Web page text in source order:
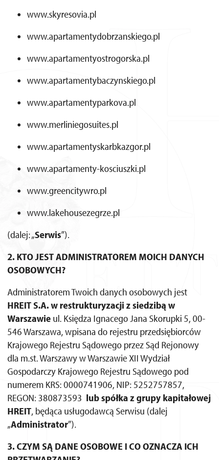
www.skyresovia.pl
www.apartamentydobrzanskiego.pl
www.apartamentyostrogorska.pl
www.apartamentybaczynskiego.pl
www.apartamentyparkova.pl
www.merliniegosuites.pl
www.apartamentyskarbkazgor.pl
www.apartamenty-kosciuszki.pl
www.greencitywro.pl
www.lakehousezegrze.pl
(dalej: „Serwis”).
2. KTO JEST ADMINISTRATOREM MOICH DANYCH
OSOBOWYCH?
Administratorem Twoich danych osobowych jest
HREIT S.A. w restrukturyzacji z siedzibą w
Warszawie ul. Księdza Ignacego Jana Skorupki 5, 00-
546 Warszawa, wpisana do rejestru przedsiębiorców
Krajowego Rejestru Sądowego przez Sąd Rejonowy
dla m.st. Warszawy w Warszawie XII Wydział
Gospodarczy Krajowego Rejestru Sądowego pod
numerem KRS: 0000741906, NIP: 5252757857,
REGON: 380873593 lub spółka z grupy kapitałowej
HREIT, będąca usługodawcą Serwisu (dalej
„Administrator”).
3. CZYM SĄ DANE OSOBOWE I CO OZNACZA ICH